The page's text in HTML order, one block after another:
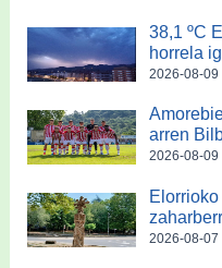
38,1 ºC
horrela
2026-08-09
arren
2026-08-09
2026-08-07